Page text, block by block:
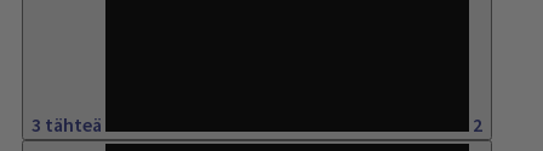
3 tähteä 2